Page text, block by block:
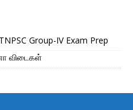
Group-IV Exam Prep
விடைகள்